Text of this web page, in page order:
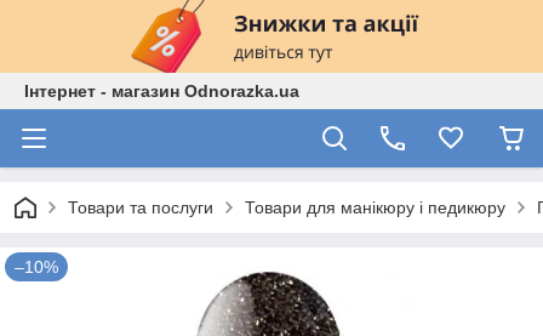
Інтернет - магазин Odnorazka.ua
Товари та послуги Товари для манікюру і педикюру
–10%